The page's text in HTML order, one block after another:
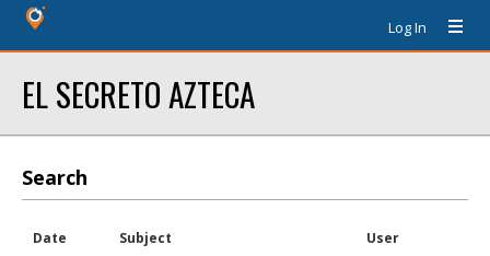
Log In
EL SECRETO AZTECA
Search
Date Subject User